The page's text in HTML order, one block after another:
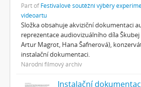
Part ofFestivalové soutěžní výběry
videoartu
Složka obsahuje akviziční dokumentaci
reprezentace audiovizuálního díla
Artur Magrot, Hana Šafnerová),
instalační dokumentaci.
Národní filmový archiv
Instalační